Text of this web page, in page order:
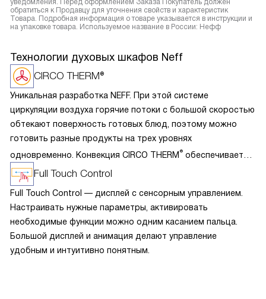
уведомления. Перед оформлением Заказа Покупатель должен
обратиться к Продавцу для уточнения свойств и характеристик
Товара. Подробная информация о товаре указывается в инструкции и
на упаковке товара. Используемое название в России: Нефф
Технологии духовых шкафов Neff
CIRCO THERM®
Уникальная разработка NEFF. При этой системе
циркуляции воздуха горячие потоки с большой скоростью
обтекают поверхность готовых блюд, поэтому можно
готовить разные продукты на трех уровнях
одновременно. Конвекция CIRCO THERM ® обеспечивает
следующий эффект: быстрое запекание пор при
обжаривании и выпекании, сохранение сока, витаминов
и аромата. Благодаря эффективному использования жара
достаточно разогреть духовку на 160-190 градусов, что
значительно уменьшает загрязнение внутренней камеры
жировыми брызгами.
Full Touch Control
Full Touch Control — дисплей с сенсорным управлением.
Настраивать нужные параметры, активировать
необходимые функции можно одним касанием пальца.
Большой дисплей и анимация делают управление
удобным и интуитивно понятным.